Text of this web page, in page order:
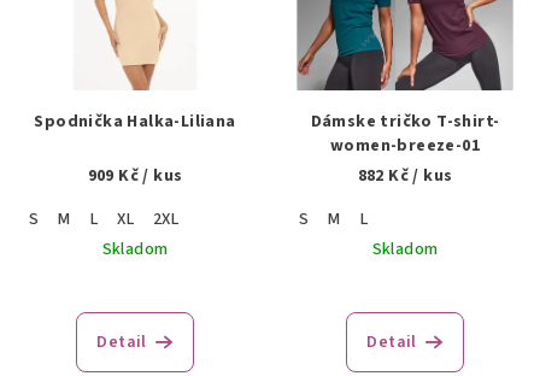
Spodnička Halka-Liliana
909 Kč/ kus
S
M L XL
2XL
Skladom
Detail
Dámske tričko T-shirt-
women-breeze-01
882 Kč/ kus
S
M
L
Skladom
Detail